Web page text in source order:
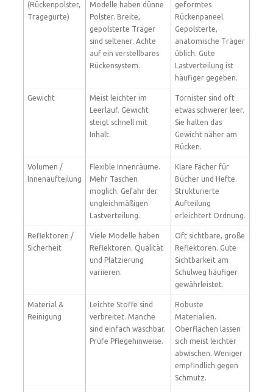
(Rückenpolster,
Tragegurte)
Modelle haben dünne
Polster. Breite,
gepolsterte Träger
sind seltener. Achte
auf ein verstellbares
Rückensystem.
geformtes
Rückenpaneel.
Gepolsterte,
anatomische Träger
üblich. Gute
Lastverteilung ist
häufiger gegeben.
Gewicht
Meist leichter im
Leerlauf. Gewicht
steigt schnell mit
Inhalt.
Tornister sind oft
etwas schwerer leer.
Sie halten das
Gewicht näher am
Rücken.
Volumen /
Innenaufteilung
Flexible Innenräume.
Mehr Taschen
möglich. Gefahr der
ungleichmäßigen
Lastverteilung.
Klare Fächer für
Bücher und Hefte.
Strukturierte
Aufteilung
erleichtert Ordnung.
Reflektoren /
Sicherheit
Viele Modelle haben
Reflektoren. Qualität
und Platzierung
variieren.
Oft sichtbare, große
Reflektoren. Gute
Sichtbarkeit am
Schulweg häufiger
gewährleistet.
Material &
Reinigung
Leichte Stoffe sind
verbreitet. Manche
sind einfach waschbar.
Prüfe Pflegehinweise.
Robuste
Materialien.
Oberflächen lassen
sich meist leichter
abwischen. Weniger
empfindlich gegen
Schmutz.